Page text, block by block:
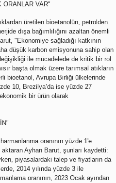
ORANLAR VAR"
üretilen bioetanolün, petrolden
dışa bağımlılığını azaltan önemli
"Ekonomiye sağladığı katkının
düşük karbon emisyonuna sahip olan
ile mücadelede de kritik bir rol
başta olmak üzere tarımsal atıkların
bioetanol, Avrupa Birliği ülkelerinde
10, Brezilya’da ise yüzde 27
bir ürün olarak
oranının yüzde 1'e
Ayhan Barut, şunları kaydetti:
piyasalardaki talep ve fiyatların da
2014 yılında yüzde 3 ile
oranının, 2023 Ocak ayından